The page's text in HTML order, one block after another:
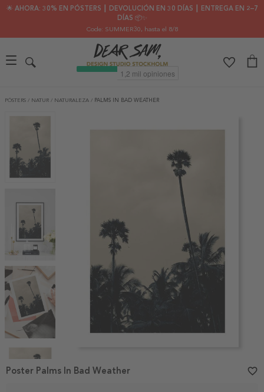
🌟 AHORA: 30% EN PÓSTERS ┃ DEVOLUCIÓN EN 30 DÍAS ┃ ENTREGA EN 2–7
DÍAS 📦✨
Code: SUMMER30, hasta el 8/8
PÓSTERS / NATUR / NATURALEZA / PALMS IN BAD WEATHER
1
Poster Palms In Bad Weather favorite_border